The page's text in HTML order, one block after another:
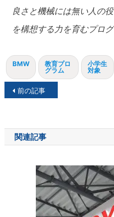
良さと機械には無い人の
を構想する力を育むプログ
BMW
教育プロ
グラム
小学生
対象
投
ナ
ビ
前の記事
関連記事